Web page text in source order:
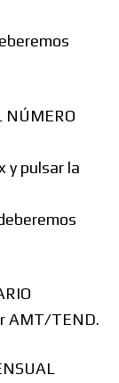
NÚMERO
y pulsar la
AMT/TEND.